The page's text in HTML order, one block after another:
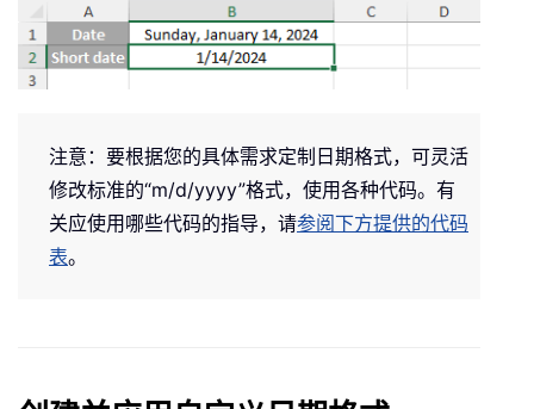
注意：要根据您的具体需求定制日期格式，可灵活
修改标准的“m/d/yyyy”格式，使用各种代码。有
关应使用哪些代码的指导，请参阅下方提供的代码
表。